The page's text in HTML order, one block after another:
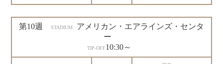
第10週 STADIUM
アメリカン・エアラインズ・センタ
ー
TIP-OFF10:30～